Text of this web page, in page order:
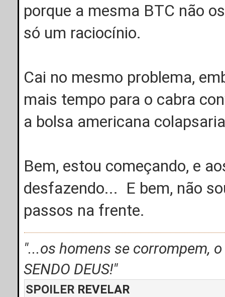
porque a mesma BTC não
só um raciocínio.
Cai no mesmo problema,
mais tempo para o cabra
a bolsa americana
Bem, estou começando, e
desfazendo... E bem, não
passos na frente.
"...os homens se corrompem,
SENDO DEUS!"
SPOILER REVELAR